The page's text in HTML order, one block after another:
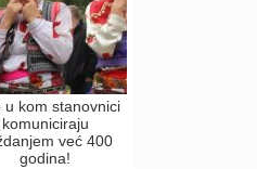
u kom stanovnici
komuniciraju
već 400
godina!